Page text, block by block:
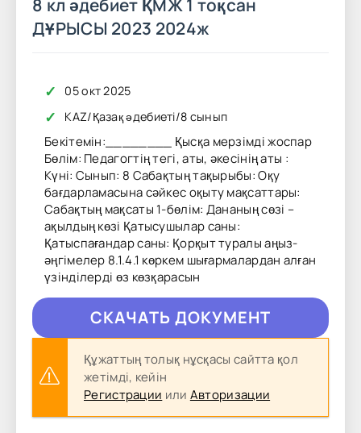
8 кл әдебиет ҚМЖ 1 тоқсан
ДҰРЫСЫ 2023 2024ж
✓ 05 окт 2025
✓ KAZ/Қазақ әдебиеті/8 сынып
Бекітемін:________ Қысқа мерзімді жоспар
Бөлім: Педагогтің тегі, аты, әкесінің аты :
Күні: Сынып: 8 Сабақтың тақырыбы: Оқу
бағдарламасына сәйкес оқыту мақсаттары:
Сабақтың мақсаты 1-бөлім: Дананың сөзі –
ақылдың көзі Қатысушылар саны:
Қатыспағандар саны: Қорқыт туралы аңыз-
әңгімелер 8.1.4.1 көркем шығармалардан алған
үзінділерді өз көзқарасын
CКAЧAТЬ ДОКУМЕНТ
Құжаттың толық нұсқасы сайтта қол
жетімді, кейін
Регистрации или Авторизации